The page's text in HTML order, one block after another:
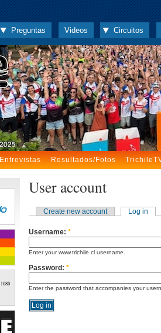
Preguntas Videos Circuitos
Entrevistas Resultados/Fotos
User account
Create new account Log in
Username: *
Enter your www.trichile.cl username.
Password: *
Enter the password that accompanies your